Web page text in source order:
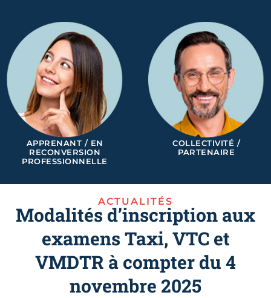
APPRENANT / EN
RECONVERSION
PROFESSIONNELLE
COLLECTIVITÉ /
PARTENAIRE
ACTUALITÉS
Modalités d’inscription aux
examens Taxi, VTC et
VMDTR à compter du 4
novembre 2025